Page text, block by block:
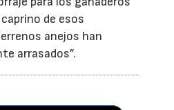
de esos
anejos han
arrasados”.